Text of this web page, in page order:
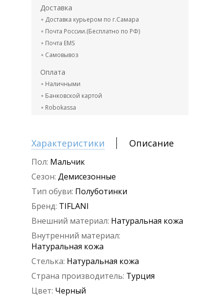
Доставка
Доставка курьером по г.Самара
Почта России.(Бесплатно по РФ)
Почта EMS
Самовывоз
Оплата
Наличными
Банковской картой
Robokassa
Характеристики Описание
Пол: Мальчик
Сезон: Демисезонные
Тип обуви: Полуботинки
Бренд: TIFLANI
Внешний материал: Натуральная кожа
Внутренний материал:
Натуральная кожа
Стелька: Натуральная кожа
Страна производитель: Турция
Цвет: Черный